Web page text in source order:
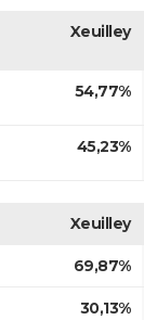
Xeuilley
54,77%
45,23%
Xeuilley
69,87%
30,13%